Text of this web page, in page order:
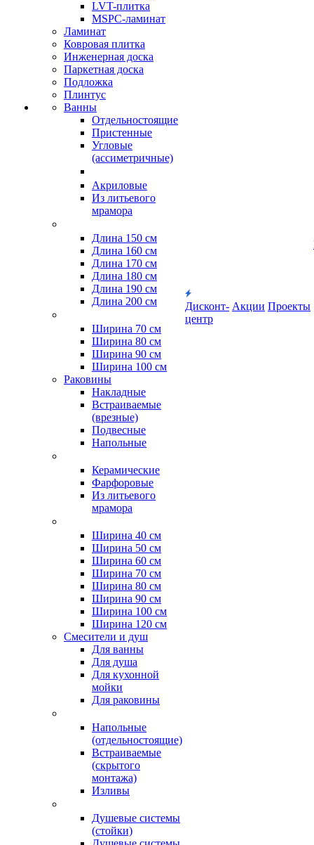
LVT-плитка
MSPC-ламинат
Ламинат
Ковровая плитка
Инженерная доска
Паркетная доска
Подложка
Плинтус
Ванны
Отдельностоящие
Пристенные
Угловые
(ассиметричные)
Акриловые
Из литьевого
мрамора
Длина 150 см
Длина 160 см
Длина 170 см
Длина 180 см
Длина 190 см
Длина 200 см
Ширина 70 см
Ширина 80 см
Ширина 90 см
Ширина 100 см
Раковины
Накладные
Встраиваемые
(врезные)
Подвесные
Напольные
Керамические
Фарфоровые
Из литьевого
мрамора
Ширина 40 см
Ширина 50 см
Ширина 60 см
Ширина 70 см
Ширина 80 см
Ширина 90 см
Ширина 100 см
Ширина 120 см
Смесители и душ
Для ванны
Для душа
Для кухонной
мойки
Для раковины
Напольные
(отдельностоящие)
Встраиваемые
(скрытого
монтажа)
Изливы
Душевые системы
(стойки)
Дисконт-
центр
Акции Проекты